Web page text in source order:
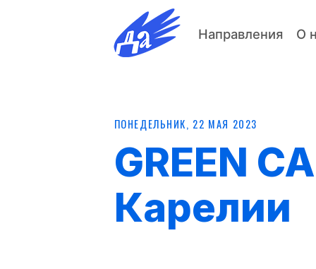
Направления О
ПОНЕДЕЛЬНИК, 22 МАЯ 2023
GREEN
Карелии